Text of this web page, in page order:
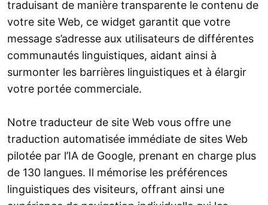
traduisant de manière transparente le contenu de
votre site Web, ce widget garantit que votre
message s’adresse aux utilisateurs de différentes
communautés linguistiques, aidant ainsi à
surmonter les barrières linguistiques et à élargir
votre portée commerciale.
Notre traducteur de site Web vous offre une
traduction automatisée immédiate de sites Web
pilotée par l’IA de Google, prenant en charge plus
de 130 langues. Il mémorise les préférences
linguistiques des visiteurs, offrant ainsi une